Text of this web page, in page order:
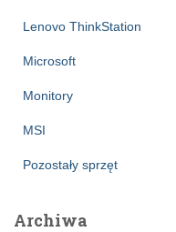
Lenovo ThinkStation
Microsoft
Monitory
MSI
Pozostały sprzęt
Archiwa